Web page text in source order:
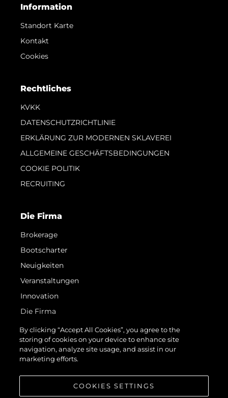
Information
Standort Karte
Kontakt
Cookies
Rechtliches
KVKK
DATENSCHUTZRICHTLINIE
ERKLÄRUNG ZUR MODERNEN SKLAVEREI
ALLGEMEINE GESCHÄFTSBEDINGUNGEN
COOKIE POLITIK
RECRUITING
Die Firma
Brokerage
Bootscharter
Neuigkeiten
Veranstaltungen
Innovation
Die Firma
Das Team
Lifestyle
Geschichte
By clicking “Accept All Cookies”, you agree to the
storing of cookies on your device to enhance site
navigation, analyze site usage, and assist in our
marketing efforts.
COOKIES SETTINGS